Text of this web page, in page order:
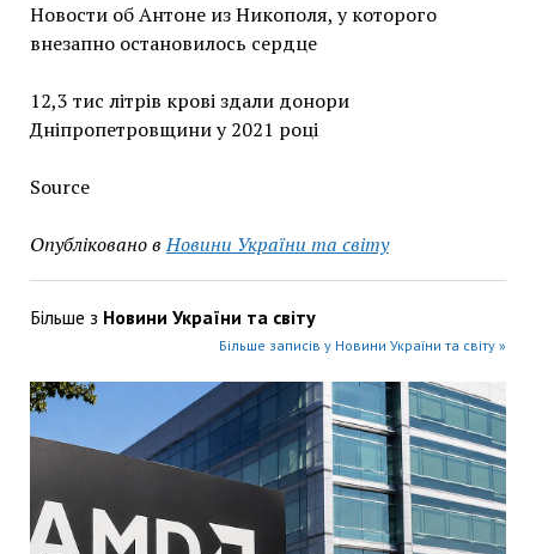
Новости об Антоне из Никополя, у которого
внезапно остановилось сердце
12,3 тис літрів крові здали донори
Дніпропетровщини у 2021 році
Source
Опубліковано в Новини України та світу
Більше з Новини України та світу
Більше записів у Новини України та світу »